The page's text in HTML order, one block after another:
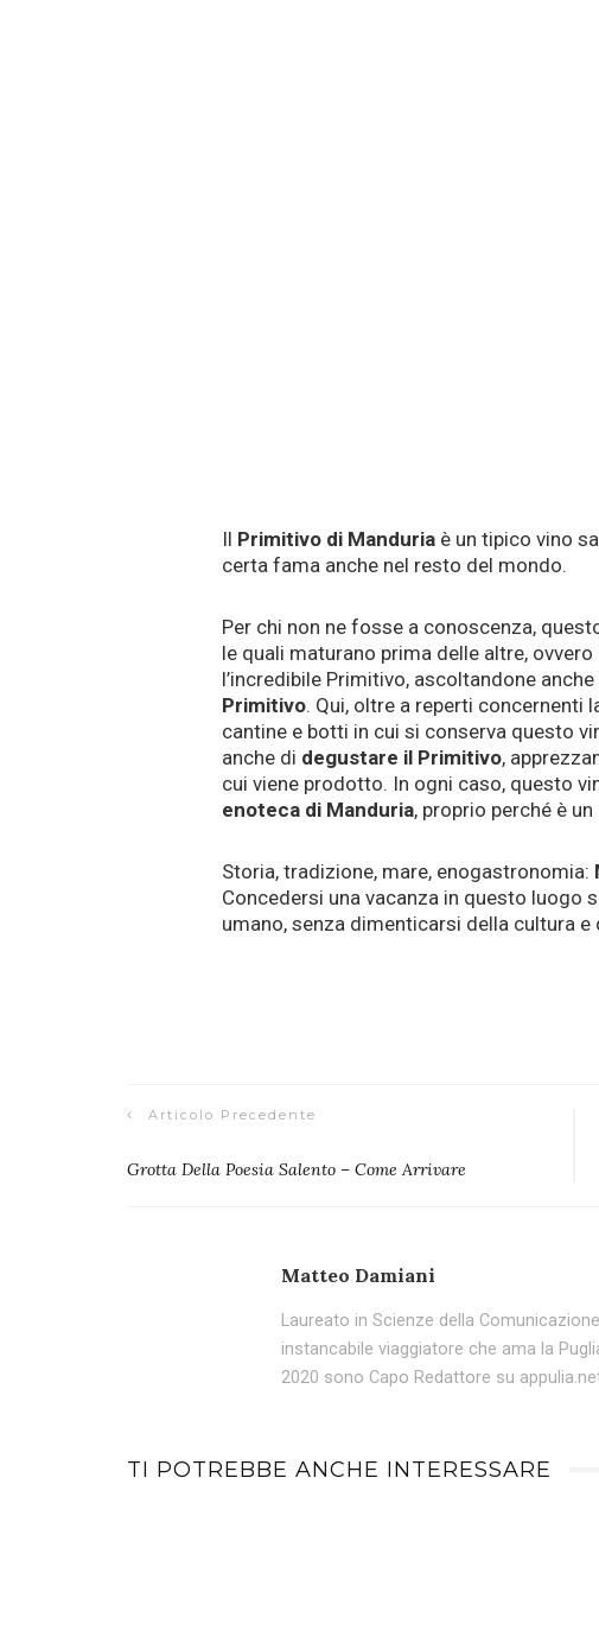
Il Primitivo di Manduria è un tipico vino
certa fama anche nel resto del mondo.
Per chi non ne fosse a conoscenza,
le quali maturano prima delle altre,
l’incredibile Primitivo, ascoltandone
Primitivo. Qui, oltre a reperti concernenti
cantine e botti in cui si conserva questo
anche di degustare il Primitivo,
cui viene prodotto. In ogni caso, questo
enoteca di Manduria, proprio perché è
Storia, tradizione, mare, enogastronomia:
Concedersi una vacanza in questo luogo
umano, senza dimenticarsi della cultura e
Articolo Precedente
Grotta Della Poesia Salento – Come Arrivare
Matteo Damiani
Laureato in Scienze della
instancabile viaggiatore che ama la
2020 sono Capo Redattore su
TI POTREBBE ANCHE INTERESSARE